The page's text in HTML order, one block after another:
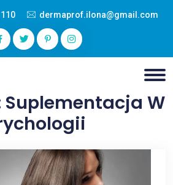
dermaprof.ilona@gmail.com
W